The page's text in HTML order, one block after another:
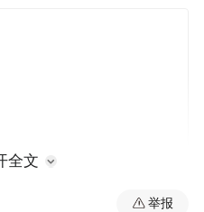
全文
举报